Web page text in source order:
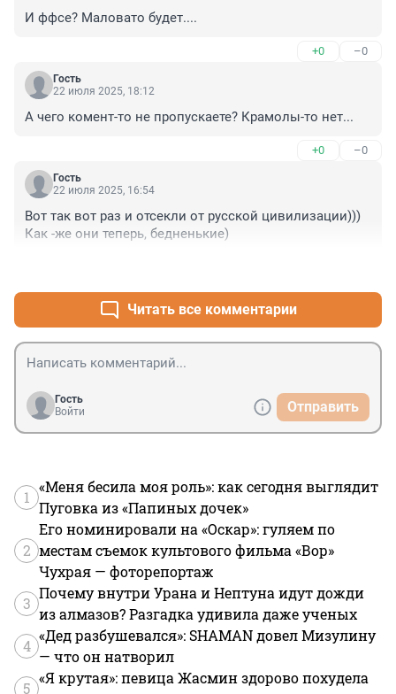
И ффсе? Маловато будет....
+0 –0
Гость
22 июля 2025, 18:12
А чего комент-то не пропускаете? Крамолы-то нет...
+0 –0
Гость
22 июля 2025, 16:54
Вот так вот раз и отсекли от русской цивилизации)))
Как -же они теперь, бедненькие)
Читать все комментарии
Гость
Войти
Отправить
1
«Меня бесила моя роль»: как сегодня выглядит
Пуговка из «Папиных дочек»
2
Его номинировали на «Оскар»: гуляем по
местам съемок культового фильма «Вор»
Чухрая — фоторепортаж
3
Почему внутри Урана и Нептуна идут дожди
из алмазов? Разгадка удивила даже ученых
4
«Дед разбушевался»: SHAMAN довел Мизулину
— что он натворил
5
«Я крутая»: певица Жасмин здорово похудела